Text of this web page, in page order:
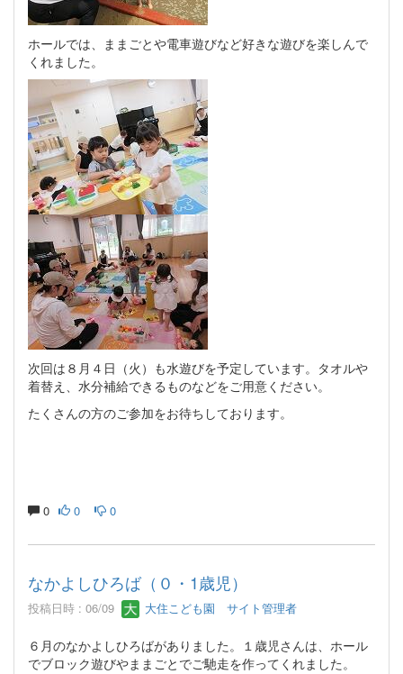
ホールでは、ままごとや電車遊びなど好きな遊びを楽しんで
くれました。
次回は８月４日（火）も水遊びを予定しています。タオルや
着替え、水分補給できるものなどをご用意ください。
たくさんの方のご参加をお待ちしております。
0 0 0
なかよしひろば（０・1歳児）
投稿日時 : 06/09 大住こども園 サイト管理者
６月のなかよしひろばがありました。１歳児さんは、ホール
でブロック遊びやままごとでご馳走を作ってくれました。